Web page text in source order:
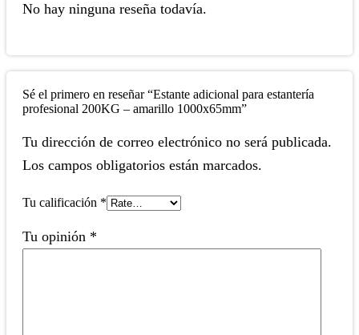
No hay ninguna reseña todavía.
Sé el primero en reseñar “Estante adicional para estantería
profesional 200KG – amarillo 1000x65mm”
Tu dirección de correo electrónico no será publicada.
Los campos obligatorios están marcados.
Tu calificación *
Tu opinión *